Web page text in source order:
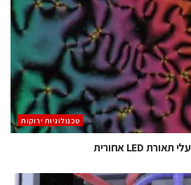
‫טכנולוגיות ירוקות‬